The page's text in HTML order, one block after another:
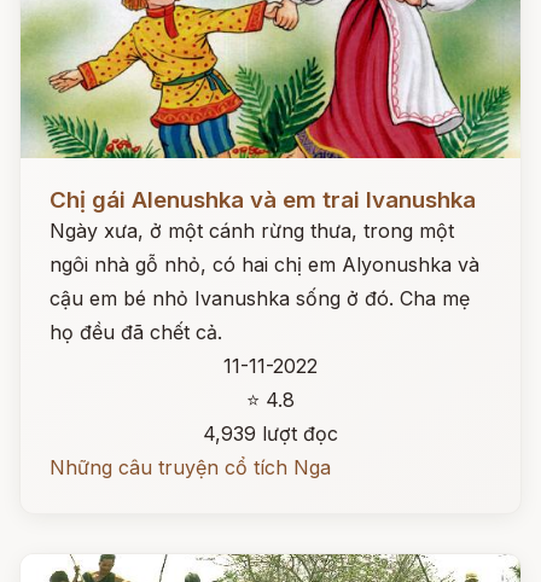
Chị gái Alenushka và em trai Ivanushka
Ngày xưa, ở một cánh rừng thưa, trong một
ngôi nhà gỗ nhỏ, có hai chị em Alyonushka và
cậu em bé nhỏ Ivanushka sống ở đó. Cha mẹ
họ đều đã chết cả.
11-11-2022
⭐ 4.8
4,939 lượt đọc
Những câu truyện cổ tích Nga